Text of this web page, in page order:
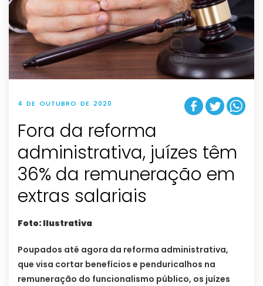
4 DE OUTUBRO DE 2020
Fora da reforma
administrativa, juízes têm
36% da remuneração em
extras salariais
Foto: Ilustrativa
Poupados até agora da reforma administrativa,
que visa cortar benefícios e penduricalhos na
remuneração do funcionalismo público, os juízes